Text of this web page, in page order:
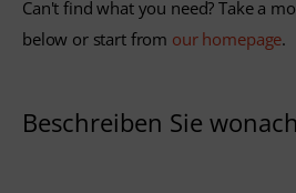
Workshops
Can't find what you need? Take a
below or start from our homepage.